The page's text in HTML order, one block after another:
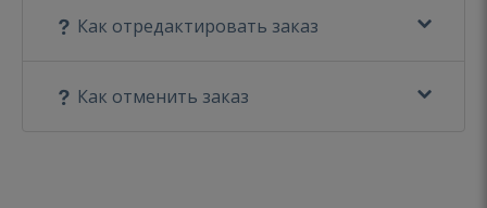
Как отредактировать заказ
Как отменить заказ